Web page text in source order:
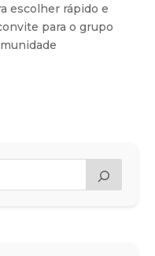
escolher rápido e
para o grupo